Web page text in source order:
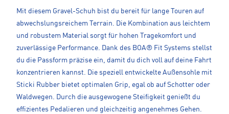
Mit diesem Gravel-Schuh bist du bereit für lange Touren auf
abwechslungsreichem Terrain. Die Kombination aus leichtem
und robustem Material sorgt für hohen Tragekomfort und
zuverlässige Performance. Dank des BOA® Fit Systems stellst
du die Passform präzise ein, damit du dich voll auf deine Fahrt
konzentrieren kannst. Die speziell entwickelte Außensohle mit
Sticki Rubber bietet optimalen Grip, egal ob auf Schotter oder
Waldwegen. Durch die ausgewogene Steifigkeit genießt du
effizientes Pedalieren und gleichzeitig angenehmes Gehen.